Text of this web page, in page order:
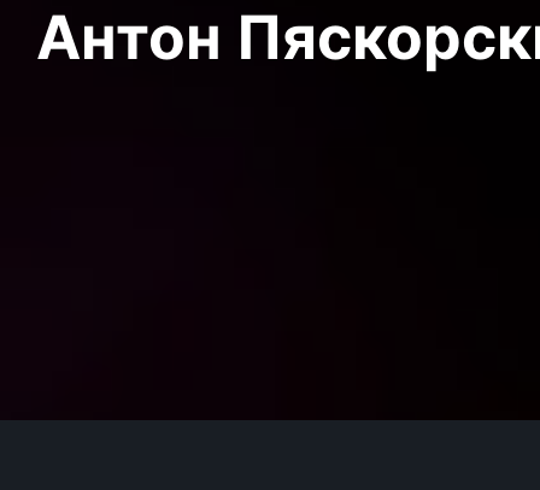
Антон